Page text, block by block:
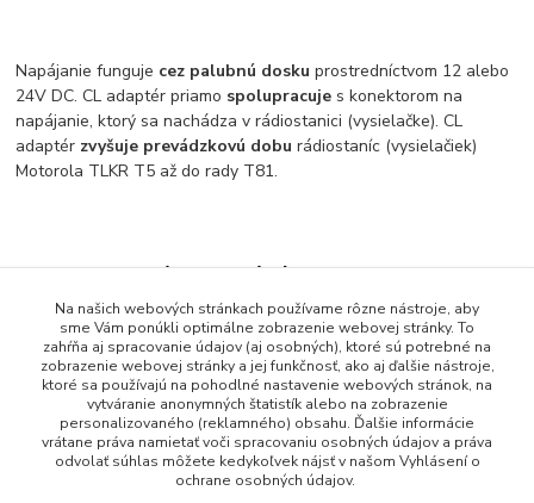
Napájanie funguje cez palubnú dosku prostredníctvom 12 alebo
24V DC. CL adaptér priamo spolupracuje s konektorom na
napájanie, ktorý sa nachádza v rádiostanici (vysielačke). CL
adaptér zvyšuje prevádzkovú dobu rádiostaníc (vysielačiek)
Motorola TLKR T5 až do rady T81.
Tovar zaradený v kategóriách
Motorola TLKR
Batérie a nabíjače
Na našich webových stránkach používame rôzne nástroje, aby
sme Vám ponúkli optimálne zobrazenie webovej stránky. To
zahŕňa aj spracovanie údajov (aj osobných), ktoré sú potrebné na
zobrazenie webovej stránky a jej funkčnosť, ako aj ďalšie nástroje,
ktoré sa používajú na pohodlné nastavenie webových stránok, na
vytváranie anonymných štatistík alebo na zobrazenie
personalizovaného (reklamného) obsahu. Ďalšie informácie
vrátane práva namietať voči spracovaniu osobných údajov a práva
odvolať súhlas môžete kedykoľvek nájsť v našom Vyhlásení o
ochrane osobných údajov.